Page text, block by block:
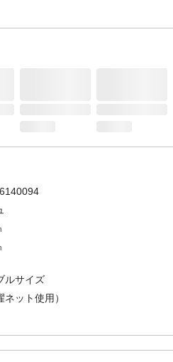
ルサイズ
ネット使用）